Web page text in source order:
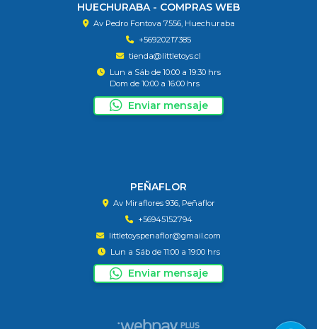
HUECHURABA - COMPRAS WEB
Av Pedro Fontova 7556, Huechuraba
+56920217385
tienda@littletoys.cl
Lun a Sáb de 10:00 a 19:30 hrs
Dom de 10:00 a 16:00 hrs
Enviar mensaje
PEÑAFLOR
Av Miraflores 936, Peñaflor
+56945152794
littletoyspenaflor@gmail.com
Lun a Sáb de 11:00 a 19:00 hrs
Enviar mensaje